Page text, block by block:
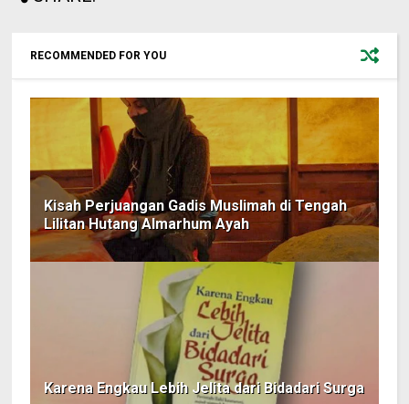
RECOMMENDED FOR YOU
Kisah Perjuangan Gadis Muslimah di Tengah
Lilitan Hutang Almarhum Ayah
Karena Engkau Lebih Jelita dari Bidadari Surga